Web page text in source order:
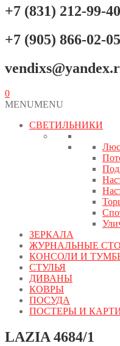
+7 (831) 212-99-40
+7 (905) 866-02-05
0
MENUMENU
СВЕТИЛЬНИКИ
ЗЕРКАЛА
ЖУРНАЛЬНЫЕ
КОНСОЛИ И
СТУЛЬЯ
ДИВАНЫ
КОВРЫ
ПОСУДА
ПОСТЕРЫ И
LAZIA 4684/1